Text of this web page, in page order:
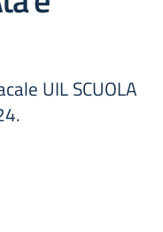
UIL SCUOLA